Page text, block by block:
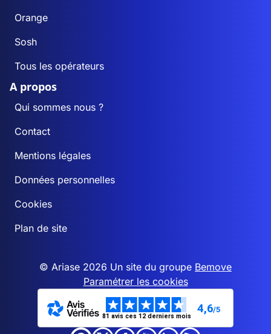
Orange
Sosh
Tous les opérateurs
A propos
Qui sommes nous ?
Contact
Mentions légales
Données personnelles
Cookies
Plan de site
© Ariase 2026 Un site du groupe Bemove
Paramétrer les cookies
81 avis ces 12 derniers mois
4,6/5